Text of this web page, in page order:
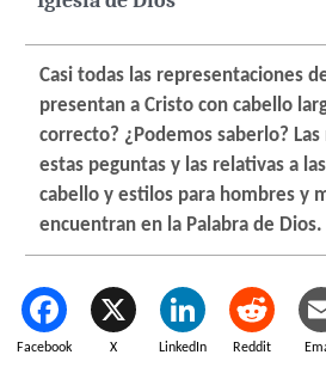
Casi todas las representaciones
presentan a Cristo con cabello
correcto? ¿Podemos saberlo?
estas peguntas y las relativas a
cabello y estilos para hombres y
encuentran en la Palabra de Dios.
Facebook X LinkedIn Reddit